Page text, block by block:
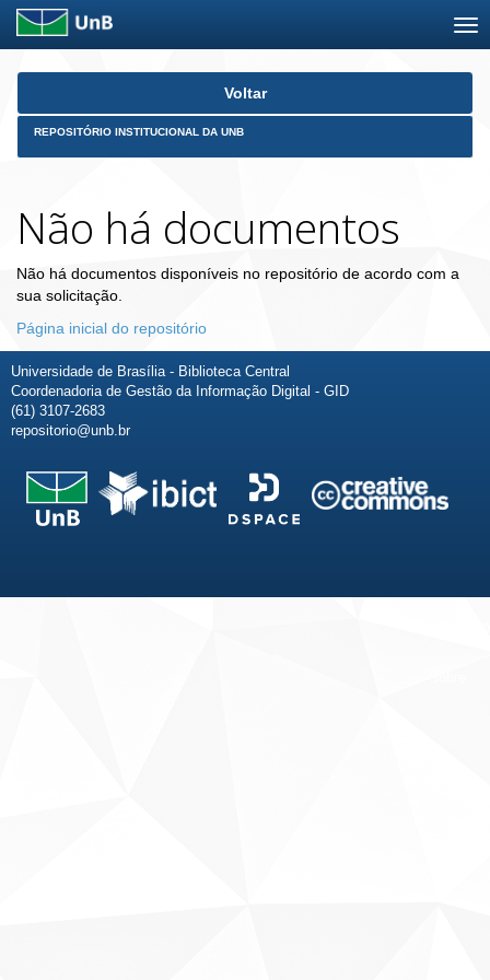
Skip
Voltar
REPOSITÓRIO INSTITUCIONAL DA UNB
Não há documentos
Não há documentos disponíveis no repositório de acordo com a
sua solicitação.
Página inicial do repositório
Universidade de Brasília - Biblioteca Central
Coordenadoria de Gestão da Informação Digital - GID
(61) 3107-2683
repositorio@unb.br